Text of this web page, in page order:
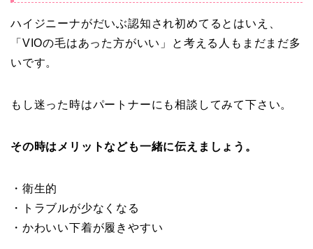
ハイジニーナがだいぶ認知され初めてるとはいえ、
「VIOの毛はあった方がいい」と考える人もまだまだ多
いです。
もし迷った時はパートナーにも相談してみて下さい。
その時はメリットなども一緒に伝えましょう。
・衛生的
・トラブルが少なくなる
・かわいい下着が履きやすい